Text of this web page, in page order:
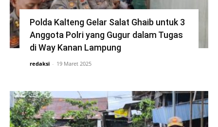
Polda Kalteng Gelar Salat Ghaib untuk 3
Anggota Polri yang Gugur dalam Tugas
di Way Kanan Lampung
redaksi - 19 Maret 2025